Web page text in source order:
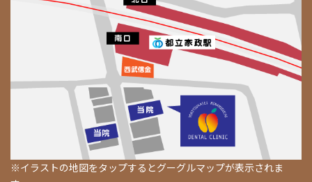
※イラストの地図をタップするとグーグルマップが表示されま